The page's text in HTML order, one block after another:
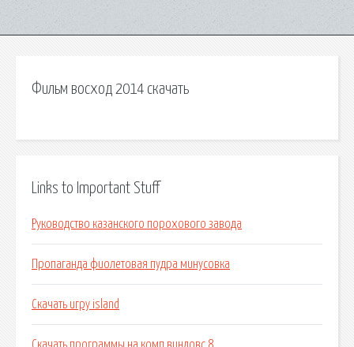
Фильм восход 2014 скачать
Links to Important Stuff
Руководство казанского порохового завода
Пропаганда фиолетовая пудра минусовка
Скачать игру island